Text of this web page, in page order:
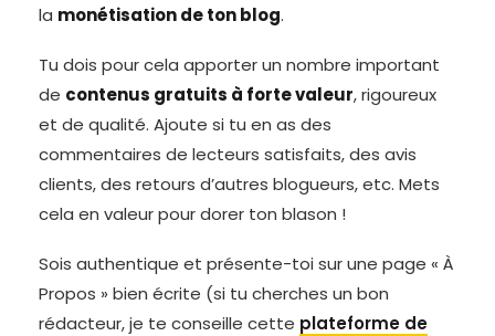
la monétisation de ton blog.
Tu dois pour cela apporter un nombre important
de contenus gratuits à forte valeur, rigoureux
et de qualité. Ajoute si tu en as des
commentaires de lecteurs satisfaits, des avis
clients, des retours d’autres blogueurs, etc. Mets
cela en valeur pour dorer ton blason !
Sois authentique et présente-toi sur une page « À
Propos » bien écrite (si tu cherches un bon
rédacteur, je te conseille cette plateforme de